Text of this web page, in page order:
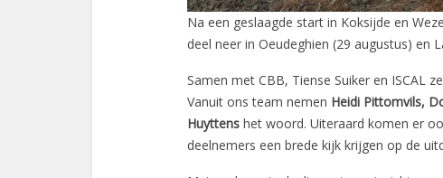
Na een geslaagde start in Koksijde en
deel neer in Oeudeghien (29 augustus) en
Samen met CBB, Tiense Suiker en ISCAL
Vanuit ons team nemen Heidi Pittomvils,
Huyttens het woord. Uiteraard komen er
deelnemers een brede kijk krijgen op de